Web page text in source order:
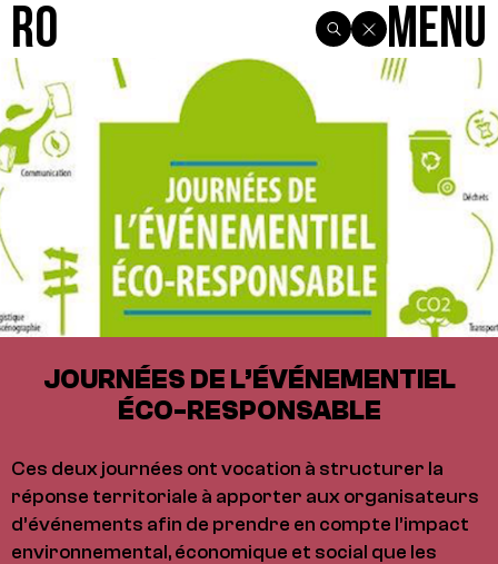
R0 Menu
JOURNÉES DE L’ÉVÉNEMENTIEL
ÉCO-RESPONSABLE
Ces deux journées ont vocation à structurer la
réponse territoriale à apporter aux organisateurs
d’événements afin de prendre en compte l’impact
environnemental, économique et social que les